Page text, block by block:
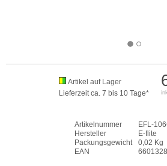
Artikel auf Lager
Lieferzeit ca. 7 bis 10 Tage*
Artikelnummer
EFL-
Hersteller
E-flite
Packungsgewicht
0,02 Kg
EAN